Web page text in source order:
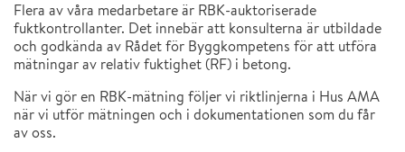
Flera av våra medarbetare är RBK-auktoriserade
fuktkontrollanter. Det innebär att konsulterna är utbildade
och godkända av Rådet för Byggkompetens för att utföra
mätningar av relativ fuktighet (RF) i betong.
När vi gör en RBK-mätning följer vi riktlinjerna i Hus AMA
när vi utför mätningen och i dokumentationen som du får
av oss.